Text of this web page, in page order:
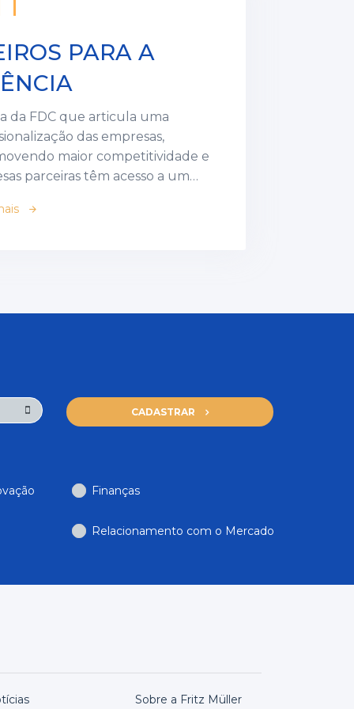
PARA A
da FDC que articula uma
das empresas,
maior competitividade e
médio e longo prazos. A
arrow_forward
CADASTRAR
Finanças
Relacionamento com o Mercado
Sobre a Fritz Müller